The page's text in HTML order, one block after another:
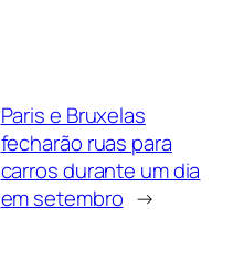
Paris e Bruxelas
fecharão ruas para
carros durante um dia
em setembro →